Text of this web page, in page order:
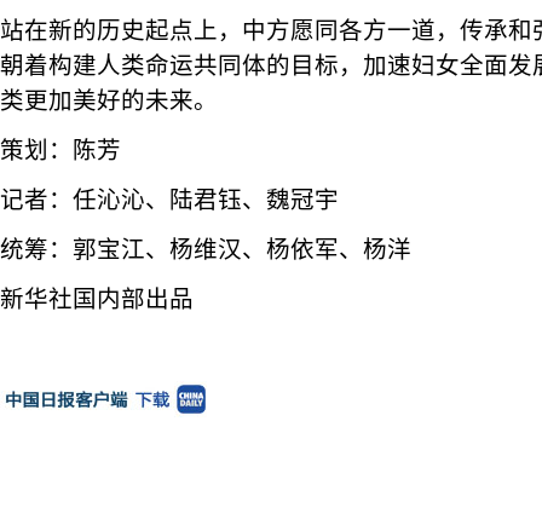
站在新的历史起点上，中方愿同各方一道，传承
朝着构建人类命运共同体的目标，加速妇女全面
类更加美好的未来。
策划：陈芳
记者：任沁沁、陆君钰、魏冠宇
统筹：郭宝江、杨维汉、杨依军、杨洋
新华社国内部出品